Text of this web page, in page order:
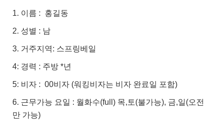
1. 이름 : 홍길동
2. 성별 : 남
3. 거주지역: 스프링베일
4: 경력 : 주방 *년
5: 비자 : 00비자 (워킹비자는 비자 완료일 포함)
6. 근무가능 요일 : 월화수(full) 목,토(불가능), 금,일(오전
만 가능)